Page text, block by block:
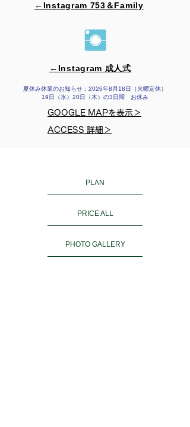
←Instagram 753＆​Family
←Instagram 成人式
夏休み休業のお知らせ：2026年8月18日（火曜定休）
19日（水）20日（木）の3日間 お休み
GOOGLE MAPを表示＞
ACCESS 詳細＞
PLAN
PRICE ALL
PHOTO GALLERY